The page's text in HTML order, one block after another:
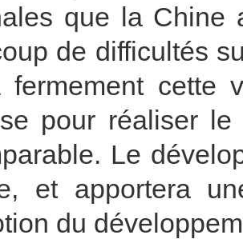
que la Chine
de difficultés
fermement cette
pour réaliser
Le
et apportera
du